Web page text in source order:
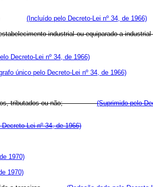
(Incluído pelo Decreto-Lei nº 34, de 1966)
industrial ou equiparado a
Decreto-Lei nº 34, de 1966)
único pelo Decreto-Lei nº 34, de 1966)
produtos, tributados ou não;(Suprimido pelo
Lei nº 34, de 1966)
1970)
1970)